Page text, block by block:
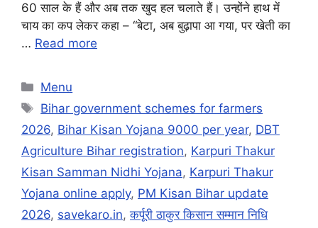
60 साल के हैं और अब तक खुद हल चलाते हैं। उन्होंने हाथ में
चाय का कप लेकर कहा – “बेटा, अब बुढ़ापा आ गया, पर खेती का
… Read more
Categories
Menu
Tags
Bihar government schemes for farmers
2026, Bihar Kisan Yojana 9000 per year, DBT
Agriculture Bihar registration, Karpuri Thakur
Kisan Samman Nidhi Yojana, Karpuri Thakur
Yojana online apply, PM Kisan Bihar update
2026, savekaro.in,कर्पूरी ठाकुर किसान सम्मान निधि